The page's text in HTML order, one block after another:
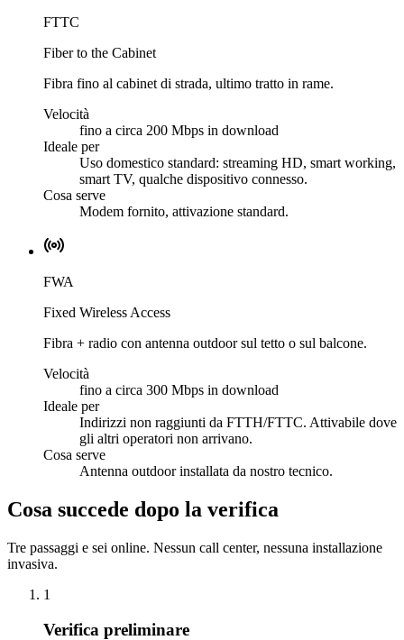
FTTC
Fiber to the Cabinet
Fibra fino al cabinet di strada, ultimo tratto in rame.
Velocità
fino a circa 200 Mbps in download
Ideale per
Uso domestico standard: streaming HD, smart working,
smart TV, qualche dispositivo connesso.
Cosa serve
Modem fornito, attivazione standard.
FWA
Fixed Wireless Access
Fibra + radio con antenna outdoor sul tetto o sul balcone.
Velocità
fino a circa 300 Mbps in download
Ideale per
Indirizzi non raggiunti da FTTH/FTTC. Attivabile dove
gli altri operatori non arrivano.
Cosa serve
Antenna outdoor installata da nostro tecnico.
Cosa succede dopo la verifica
Tre passaggi e sei online. Nessun call center, nessuna installazione
invasiva.
1
Verifica preliminare